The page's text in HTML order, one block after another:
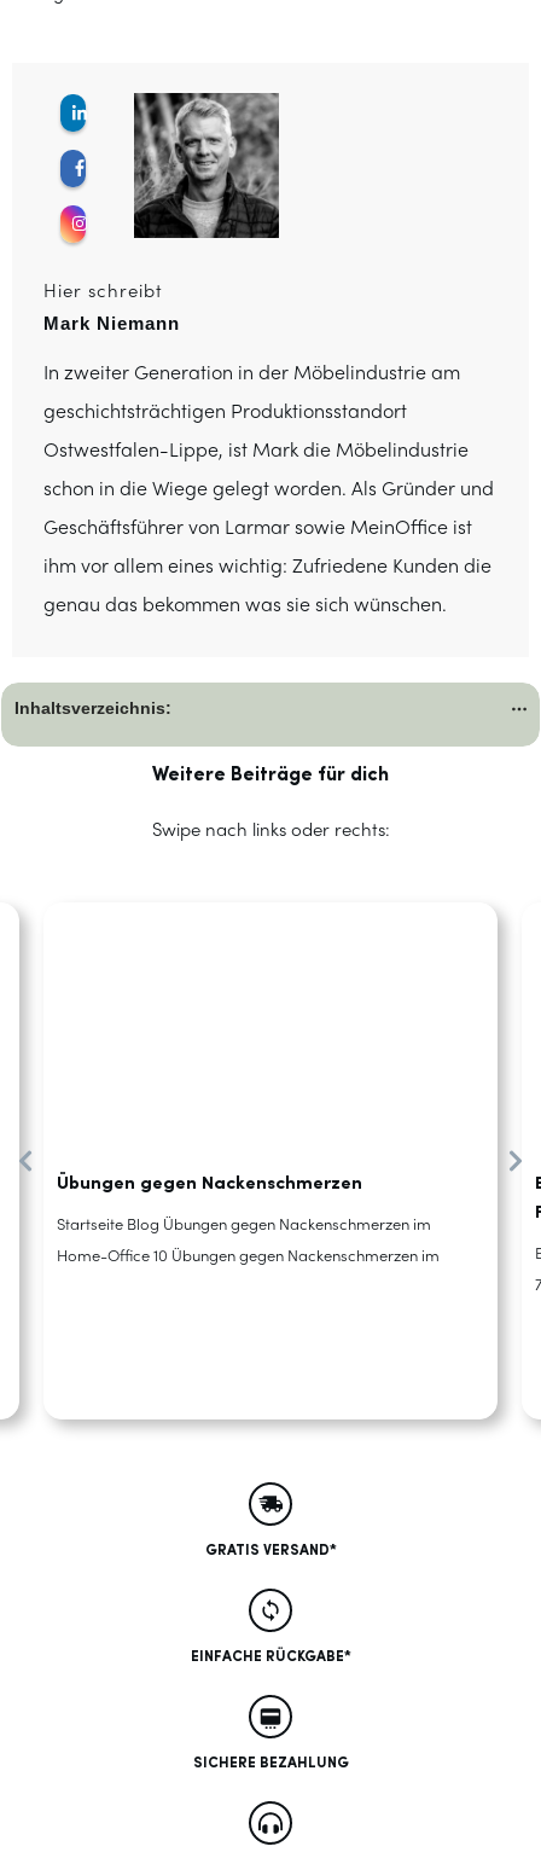
Hier schreibt
Mark Niemann
In zweiter Generation in der Möbelindustrie am
geschichtsträchtigen Produktionsstandort
Ostwestfalen-Lippe, ist Mark die Möbelindustrie
schon in die Wiege gelegt worden. Als Gründer und
Geschäftsführer von Larmar sowie MeinOffice ist
ihm vor allem eines wichtig: Zufriedene Kunden die
genau das bekommen was sie sich wünschen.
Inhaltsverzeichnis:
Weitere Beiträge für dich
Swipe nach links oder rechts:
Übungen gegen Nackenschmerzen
Startseite Blog Übungen gegen Nackenschmerzen im
Home-Office 10 Übungen gegen Nackenschmerzen im
GRATIS VERSAND*
EINFACHE RÜCKGABE*
SICHERE BEZAHLUNG